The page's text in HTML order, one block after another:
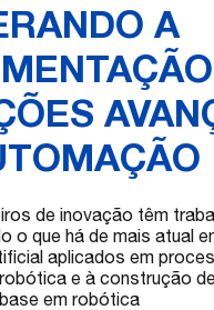
A
de inovação têm
o que há de mais atual
aplicados em
e à construção
em robótica